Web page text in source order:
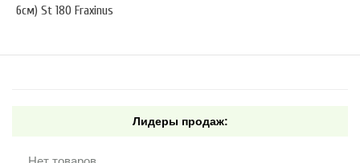
6см) St 180 Fraxinus
Лидеры продаж: